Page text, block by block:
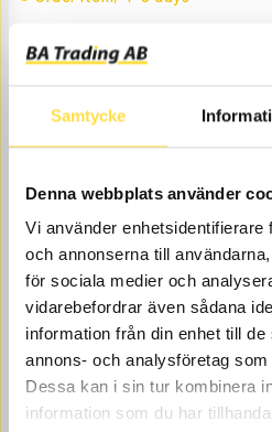
Samtycke
Denna webbplats använder
Vi använder enhetsidentifierare
och annonserna till
för sociala medier och
vidarebefordrar även sådana
information från din enhet till
annons- och analysföretag
Dessa kan i sin tur kombinera
information som du har
Price, VAT excl.
BUSHING
Item no.
Web stock